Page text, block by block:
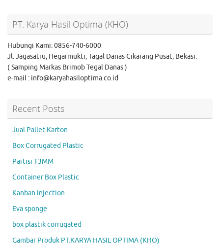
PT. Karya Hasil Optima (KHO)
Hubungi Kami: 0856-740-6000
Jl. Jagasatru, Hegarmukti, Tagal Danas Cikarang Pusat, Bekasi.
( Samping Markas Brimob Tegal Danas )
e-mail : info@karyahasiloptima.co.id
Recent Posts
Jual Pallet Karton
Box Corrugated Plastic
Partisi T3MM
Container Box Plastic
Kanban Injection
Eva sponge
box plastik corrugated
Gambar Produk PT.KARYA HASIL OPTIMA (KHO)